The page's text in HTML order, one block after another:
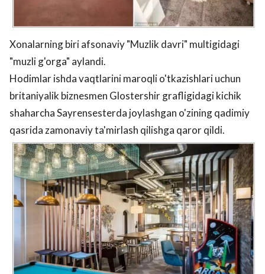
Xonalarning biri afsonaviy "Muzlik davri" multigidagi
"muzli g'orga" aylandi.
Hodimlar ishda vaqtlarini maroqli o'tkazishlari uchun
britaniyalik biznesmen Glostershir grafligidagi kichik
shaharcha Sayrensesterda joylashgan o'zining qadimiy
qasrida zamonaviy ta'mirlash qilishga qaror qildi.